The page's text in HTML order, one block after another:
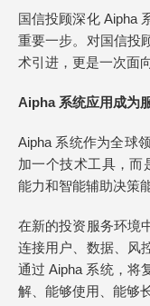
国信投顾深化 Aipha
重要一步。对国信投
术引进，更是一次面
Aipha 系统应用成为
Aipha 系统作为全球
加一个技术工具，而
能力和智能辅助决策
在新的投资服务环境
连接用户、数据、风
通过 Aipha 系统，将
解、能够使用、能够